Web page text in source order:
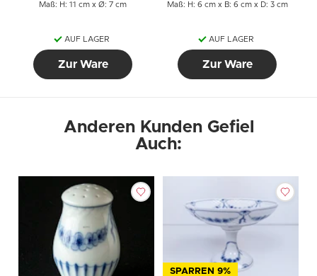
Maß: H: 11 cm x Ø: 7 cm
AUF LAGER
Zur Ware
Maß: H: 6 cm x B: 6 cm x D: 3 cm
AUF LAGER
Zur Ware
Anderen Kunden Gefiel
Auch:
SPARREN 9%